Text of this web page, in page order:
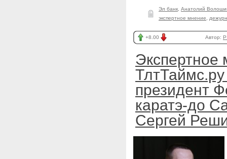
Эл банк Анатолий
экспертное мнение
+8.00 Автор:
Экспертное
президент
каратэ-до
Сергей